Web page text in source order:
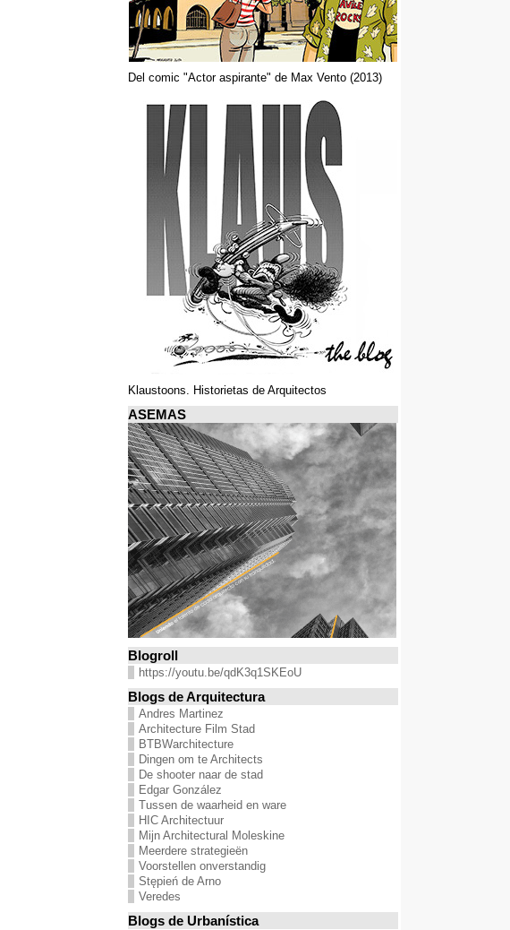
Del comic "Actor aspirante" de Max Vento (2013)
Klaustoons. Historietas de Arquitectos
ASEMAS
Blogroll
https://youtu.be/qdK3q1SKEoU
Blogs de Arquitectura
Andres Martinez
Architecture Film Stad
BTBWarchitecture
Dingen om te Architects
De shooter naar de stad
Edgar González
Tussen de waarheid en ware
HIC Architectuur
Mijn Architectural Moleskine
Meerdere strategieën
Voorstellen onverstandig
Stępień de Arno
Veredes
Blogs de Urbanística